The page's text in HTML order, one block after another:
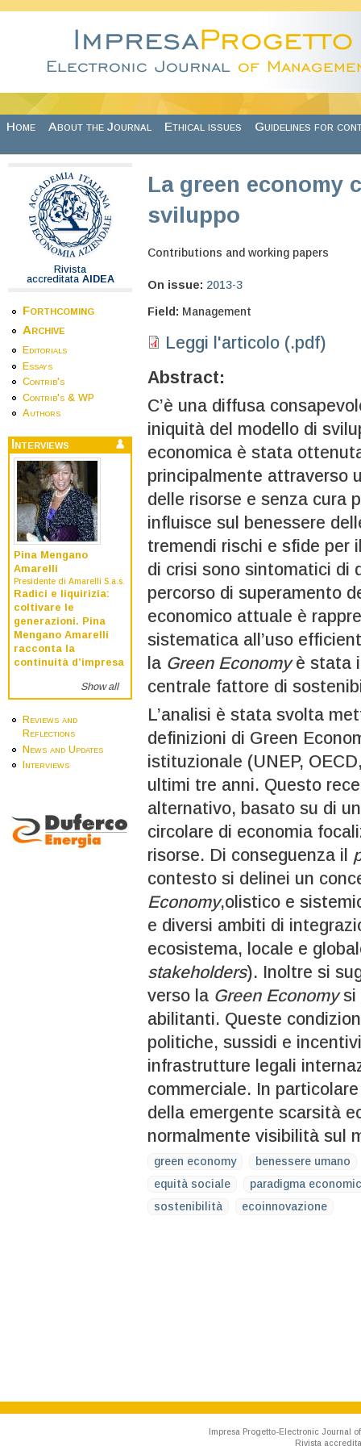
Home About the Journal Ethical issues Guidelines for
Rivista
accreditata AIDEA
Forthcoming
Archive
Editorials
Essays
Contrib's
Contrib's & WP
Authors
Interviews
Pina Mengano
Amarelli
Presidente di Amarelli S.a.s.
Radici e liquirizia:
coltivare le
generazioni. Pina
Mengano Amarelli
racconta la
continuità d’impresa
Show all
Reviews and
Reflections
News and Updates
Interviews
La green economy
sviluppo
Contributions and working papers
On issue: 2013-3
Field: Management
Leggi l'articolo (.pdf)
Abstract:
C’è una diffusa
iniquità del modello di
economica è stata
principalmente attraverso
delle risorse e senza cura
influisce sul benessere
tremendi rischi e sfide per
di crisi sono sintomatici di
percorso di superamento
economico attuale è
sistematica all’uso
la Green Economyè stata
centrale fattore di
L’analisi è stata svolta
definizioni di Green
istituzionale (UNEP,
ultimi tre anni. Questo
alternativo, basato su di
circolare di economia
risorse. Di conseguenza il
contesto si delinei un
Economy,olistico e
e diversi ambiti di
ecosistema, locale e
stakeholders). Inoltre si
verso la Green Economysi
abilitanti. Queste
politiche, sussidi e
infrastrutture legali
commerciale. In
della emergente scarsità
normalmente visibilità sul
green economy
benessere umano
equità sociale
paradigma
sostenibilità
ecoinnovazione
Impresa Progetto-Electronic Journal
Rivista